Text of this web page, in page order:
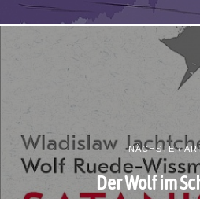
NÄCHSTER
Der Wolf im